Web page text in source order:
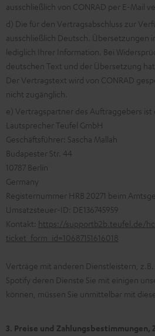
ausschließlich von CONRAD per E-Mail
d) Die für den Vertragsabschluss zur
ausschließlich Deutsch. Übersetzungen
lediglich Ihrer Information. Bei
deutschen Text und der Übersetzung
Der Vertragstext wird von CONRAD
nicht zugänglich.
e) Vertragspartner des Auftraggebers ist
Lautsprecher Teufel GmbH
Geschäftsführer: Sascha Mallah
Budapester Str. 44
10787 Berlin
Germany
Registernummer HRB 20271 beim
Umsatzsteuer-ID: DE136745959
Kontakt: https://supportb2b.teufel.de/
ticket_form_id=10687151616018
Verträge mit anderen Dienstleistern,
Spotify deren Dienste Sie mit einigen
können, müssen Sie unmittelbar mit
3. Preise und Zahlungsbestimmungen,